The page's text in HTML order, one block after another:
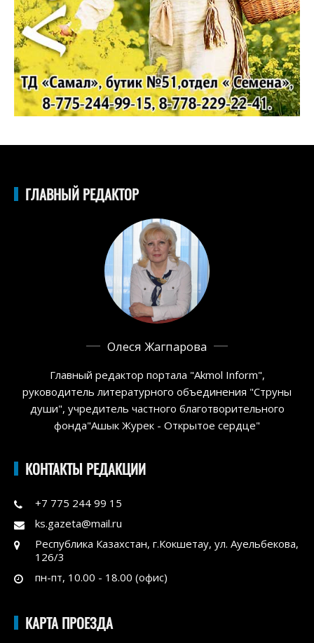
ГЛАВНЫЙ РЕДАКТОР
Олеся Жагпарова
Главный редактор портала "Akmol Inform",
руководитель литературного объединения "Струны
души", учредитель частного благотворительного
фонда"Ашык Журек - Открытое сердце"
КОНТАКТЫ РЕДАКЦИИ
+7 775 244 99 15
ks.gazeta@mail.ru
Республика Казахстан, г.Кокшетау, ул. Ауельбекова,
126/3
пн-пт, 10.00 - 18.00 (офис)
КАРТА ПРОЕЗДА